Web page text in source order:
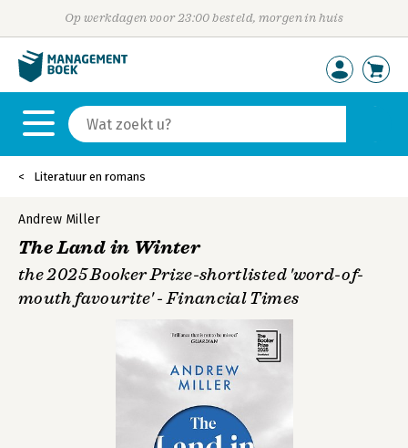
Op werkdagen voor 23:00 besteld, morgen in huis
Literatuur en romans
Andrew Miller
The Land in Winter
the 2025 Booker Prize-shortlisted 'word-of-
mouth favourite' - Financial Times